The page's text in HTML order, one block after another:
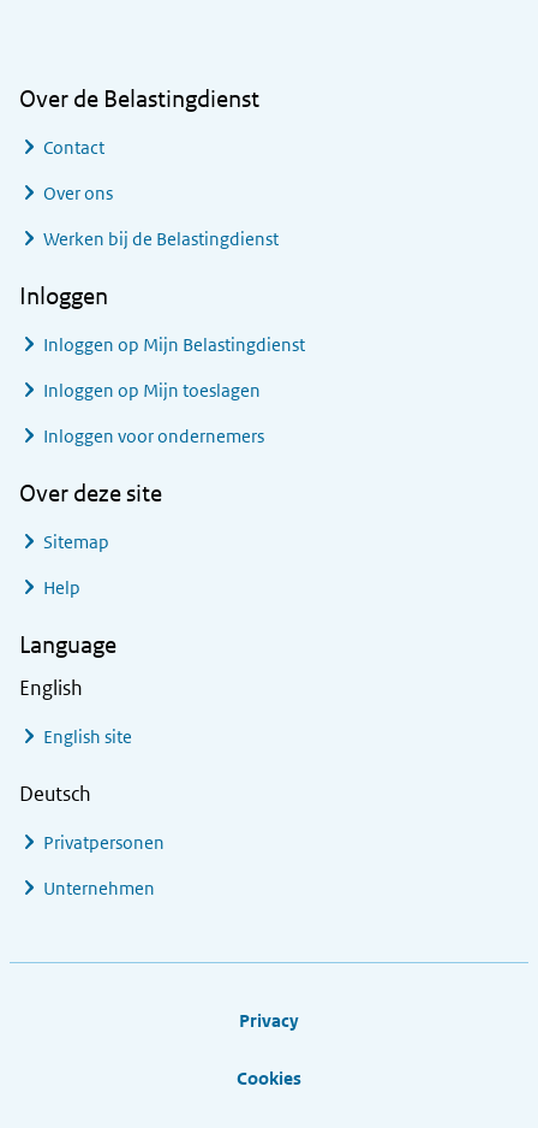
Over de Belastingdienst
Contact
Over ons
Werken bij de Belastingdienst
Inloggen
Inloggen op Mijn Belastingdienst
Inloggen op Mijn toeslagen
Inloggen voor ondernemers
Over deze site
Sitemap
Help
Language
English
English site
Deutsch
Privatpersonen
Unternehmen
Privacy
Cookies